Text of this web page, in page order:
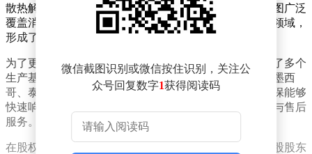
散热解决方案及包装材料的一站式制造服务。其业务版图广泛
覆盖消费电子、云计算、汽车、医疗及工业应用等多个领域，
形成了多元化的市场布局。
为了更好地服务全球客户，岚瑞技术在全球范围内设立了多个
生产基地与研发中心。目前，该集团已在中国、越南、墨西
哥、泰国及美国等地建立了完善的生产与研发网络，确保能够
快速响应不同地区的市场需求，并提供高效的技术支持与售后
服务。
在股权结构方面，岚瑞技术呈现出较为集中的特点。控股股东
微信截图识别或微信按住识别，关注公
众号回复数字1获得阅读码